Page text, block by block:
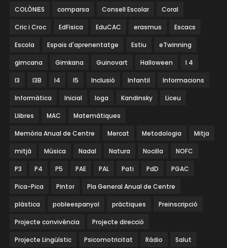
COLÒNIES comparsa Consell Escolar Coral
Cric i Croc EdFisica EduCAC erasmus Escacs
Escola Espais d'aprenentatge Estiu eTwinning
gimcana Gimkana Guinovart Halloween I 4
I3 I3B I4 I5 Inclusió Infantil Informacions
Informàtica Inicial Ioga Kandinsky Liceu
Llibres MAC Matemàtiques
Memòria Anual de Centre Mercat Metodologia Mitja
mitjà Música Nadal Natura Nocilla NOFC
P3 P4 P5 PAE PAL Pati PdD PGAC
Pica-Pica Pintor Pla General Anual de Centre
plàstica pobleespanyol pràctiques Preinscripció
Projecte convivència Projecte direcció
Projecte Lingüístic Psicomotricitat Ràdio Salut